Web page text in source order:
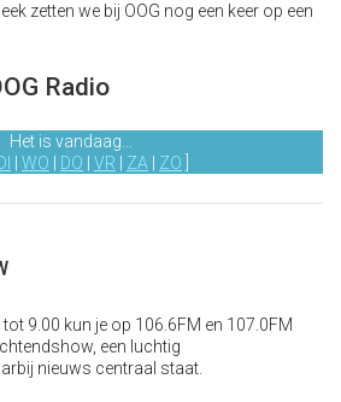
zetten we bij OOG nog een keer op een
Radio
Het is vandaag…
DI WO DO VR ZA ZO
tot 9.00 kun je op 106.6FM en 107.0FM
een luchtig
nieuws centraal staat.